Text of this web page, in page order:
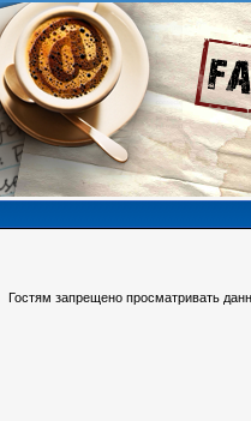
Гостям запрещено просматривать